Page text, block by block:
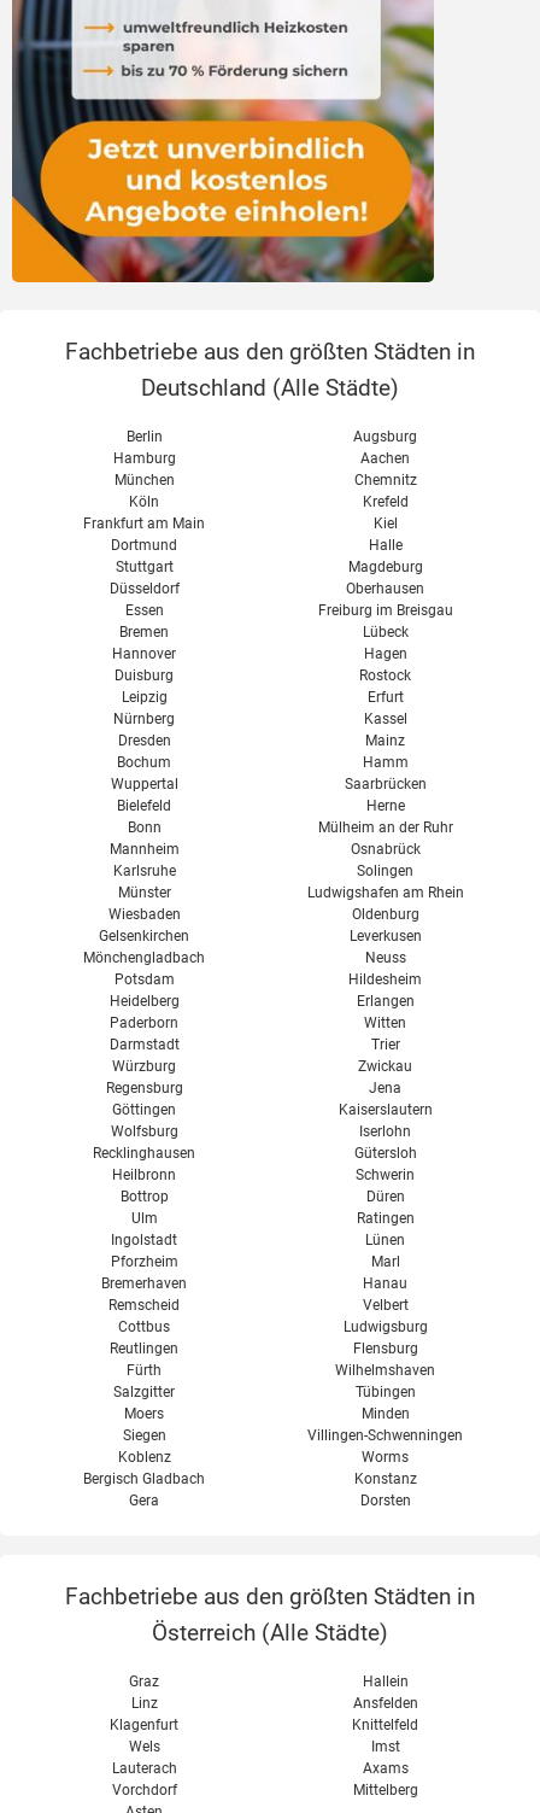
Fachbetriebe aus den größten Städten in
Deutschland (Alle Städte)
Berlin
Hamburg
München
Köln
Frankfurt am Main
Dortmund
Stuttgart
Düsseldorf
Essen
Bremen
Hannover
Duisburg
Leipzig
Nürnberg
Dresden
Bochum
Wuppertal
Bielefeld
Bonn
Mannheim
Karlsruhe
Münster
Wiesbaden
Gelsenkirchen
Mönchengladbach
Augsburg
Aachen
Chemnitz
Krefeld
Kiel
Halle
Magdeburg
Oberhausen
Freiburg im Breisgau
Lübeck
Hagen
Rostock
Erfurt
Kassel
Mainz
Hamm
Saarbrücken
Herne
Mülheim an der Ruhr
Osnabrück
Solingen
Ludwigshafen am Rhein
Oldenburg
Leverkusen
Neuss
Potsdam
Heidelberg
Paderborn
Darmstadt
Würzburg
Regensburg
Göttingen
Wolfsburg
Recklinghausen
Heilbronn
Bottrop
Ulm
Ingolstadt
Pforzheim
Bremerhaven
Remscheid
Cottbus
Reutlingen
Fürth
Salzgitter
Moers
Siegen
Koblenz
Bergisch Gladbach
Gera
Hildesheim
Erlangen
Witten
Trier
Zwickau
Jena
Kaiserslautern
Iserlohn
Gütersloh
Schwerin
Düren
Ratingen
Lünen
Marl
Hanau
Velbert
Ludwigsburg
Flensburg
Wilhelmshaven
Tübingen
Minden
Villingen-Schwenningen
Worms
Konstanz
Dorsten
Fachbetriebe aus den größten Städten in
Österreich (Alle Städte)
Graz
Linz
Klagenfurt
Wels
Hallein
Ansfelden
Knittelfeld
Imst
Lauterach
Vorchdorf
Axams
Mittelberg